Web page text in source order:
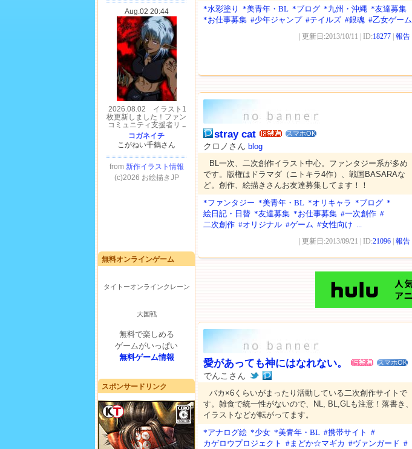
無料オンラインゲーム
タイトーオンラインクレーン
大国戦
無料で楽しめる
ゲームがいっぱい
無料ゲーム情報
スポンサードリンク
*水彩塗り *美青年・BL *ブログ *九州・沖縄 *友達募集
*お仕事募集 #少年ジャンプ #テイルズ #銀魂 #乙女ゲーム
| 更新日:2013/10/11 | ID:18277 報告
stray cat スマホOK
クロノさん blog
BL一次、二次創作イラスト中心。ファンタジー系が多め
です。版権はドラマダ（ニトキラ4作）、戦国BASARAな
ど。創作、絵描きさんお友達募集してます！！
*ファンタジー *美青年・BL *オリキャラ *ブログ *
絵日記・日替 *友達募集 *お仕事募集 #一次創作 #
二次創作 #オリジナル #ゲーム #女性向け ...
| 更新日:2013/09/21 | ID:21096 報告
愛があっても神にはなれない。 スマホOK
でんこさん
バカ×6くらいがまったり活動している二次創作サイトで
す。雑食で統一性がないので、NL, BL,GLも注意！落書き、
イラストなどが転がってます。
*アナログ絵 *少女 *美青年・BL #携帯サイト #
カゲロウプロジェクト #まどか☆マギカ #ヴァンガード #